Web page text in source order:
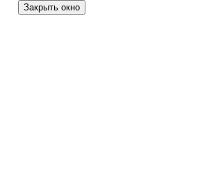
Закрыть окно